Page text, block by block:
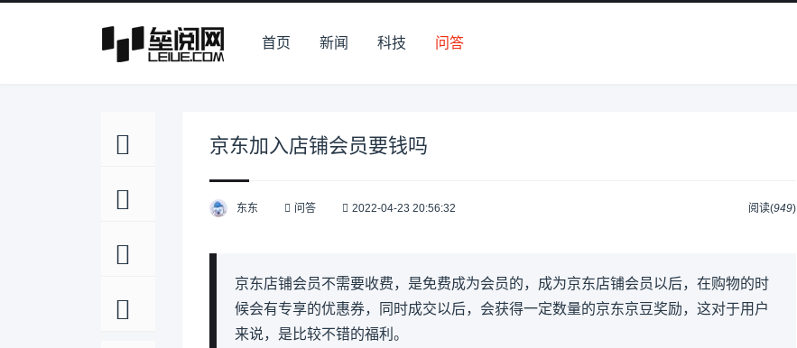
首页 新闻 科技 问答
京东加入店铺会员要钱吗
东东 问答 2022-04-23 20:56:32 阅读(949)
京东店铺会员不需要收费，是免费成为会员的，成为京东店铺会员以后，在购物的时
候会有专享的优惠券，同时成交以后，会获得一定数量的京东京豆奖励，这对于用户
来说，是比较不错的福利。